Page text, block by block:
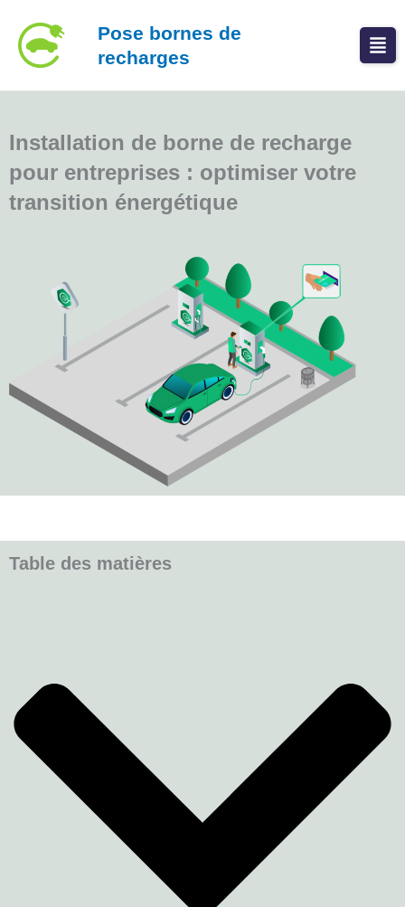
contenu
Pose bornes de
recharges
Installation de borne de recharge
pour entreprises : optimiser votre
transition énergétique
Table des matières